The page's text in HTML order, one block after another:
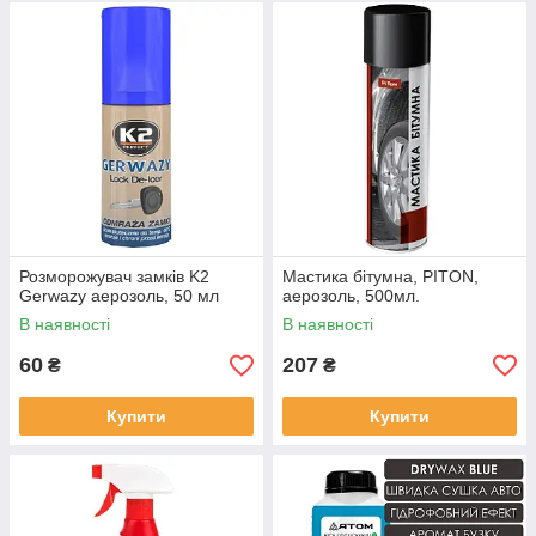
Розморожувач замків K2
Gerwazy аерозоль, 50 мл
В наявності
60 ₴
Купити
Мастика бітумна, PITON,
аерозоль, 500мл.
В наявності
207 ₴
Купити